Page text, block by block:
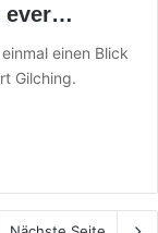
ever…
einen Blick
Gilching.